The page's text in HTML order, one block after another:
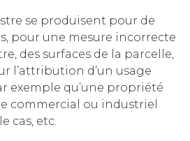
se produisent pour de
pour une mesure incorrecte
des surfaces de la parcelle,
l’attribution d’un usage
exemple qu’une propriété
commercial ou industriel
cas, etc.